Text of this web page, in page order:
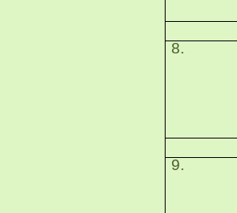
8.
9.